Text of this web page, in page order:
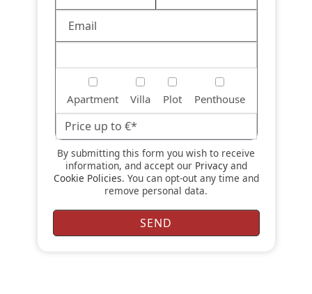
Apartment Villa Plot Penthouse
By submitting this form you wish to receive
information, and accept our Privacyand
Cookie Policies. You can opt-out any time and
remove personal data.